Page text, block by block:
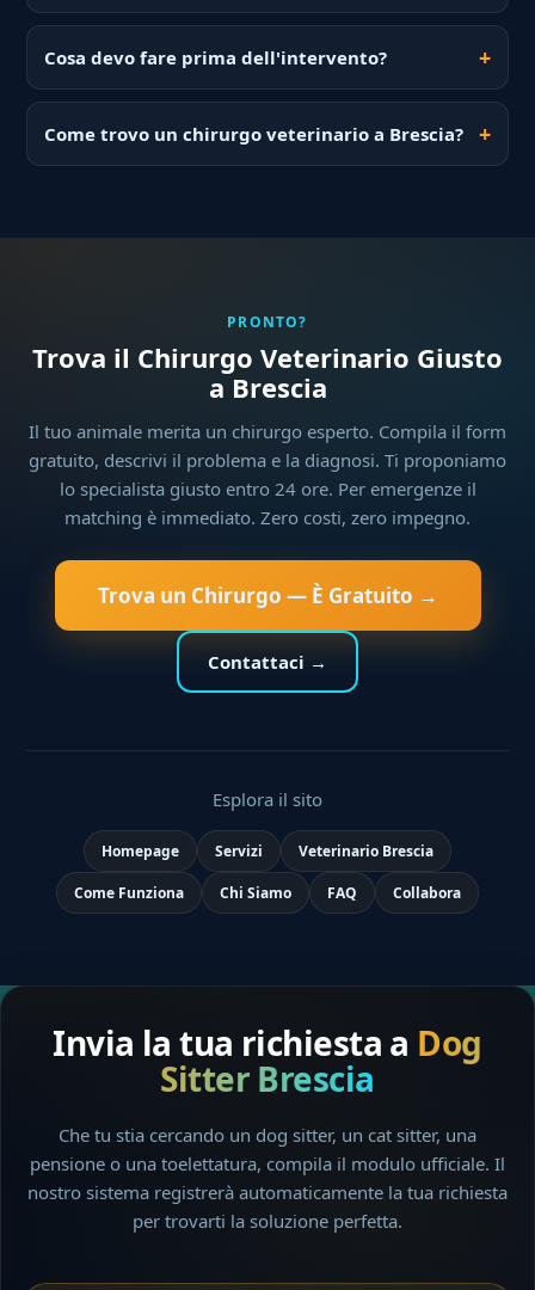
Cosa devo fare prima dell'intervento?
Come trovo un chirurgo veterinario a Brescia?
PRONTO?
Trova il Chirurgo Veterinario Giusto
a Brescia
Il tuo animale merita un chirurgo esperto. Compila il form
gratuito, descrivi il problema e la diagnosi. Ti proponiamo
lo specialista giusto entro 24 ore. Per emergenze il
matching è immediato. Zero costi, zero impegno.
Trova un Chirurgo — È Gratuito →
Contattaci →
Esplora il sito
Homepage Servizi Veterinario Brescia
Come Funziona Chi Siamo FAQ Collabora
Invia la tua richiesta a Dog
Sitter Brescia
Che tu stia cercando un dog sitter, un cat sitter, una
pensione o una toelettatura, compila il modulo ufficiale. Il
nostro sistema registrerà automaticamente la tua richiesta
per trovarti la soluzione perfetta.